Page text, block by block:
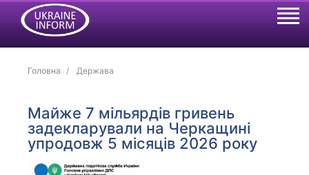
Головна Держава
Майже 7 мільярдів гривень
задекларували на Черкащині
упродовж 5 місяців 2026 року